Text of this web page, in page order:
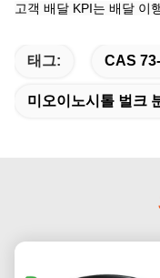
고객 배달 KPI는 배달 이
태그: CAS
미오이노시톨 벌크